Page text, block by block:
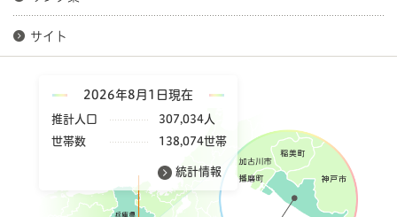
サイト
2026年8月1日現在
推計人口
307,034人
世帯数
138,074世帯
統計情報